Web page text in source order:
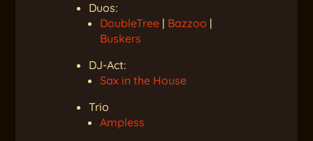
Duos:
DoubleTree| Bazzoo |
Buskers
DJ-Act:
Sax in the House
Trio
Ampless